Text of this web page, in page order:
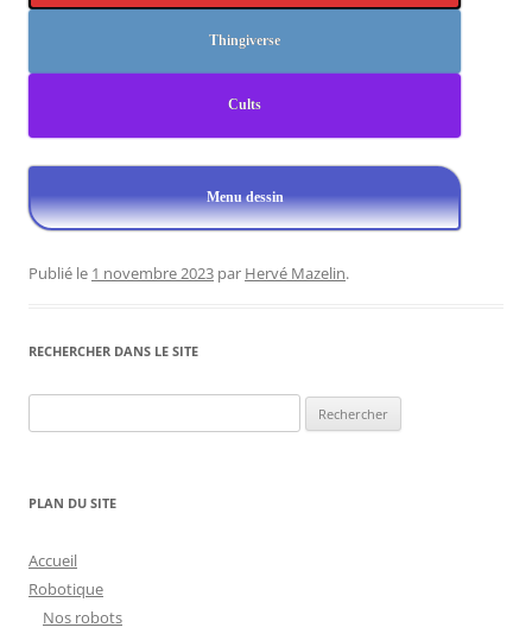
Thingiverse
Cults
Menu dessin
Publié le 1 novembre 2023 par Hervé Mazelin.
RECHERCHER DANS LE SITE
PLAN DU SITE
Accueil
Robotique
Nos robots